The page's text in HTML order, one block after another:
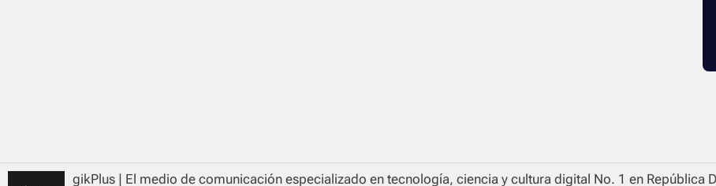
gikPlus | El medio de comunicación especializado en tecnología, ciencia y cultura digital No. 1 en República